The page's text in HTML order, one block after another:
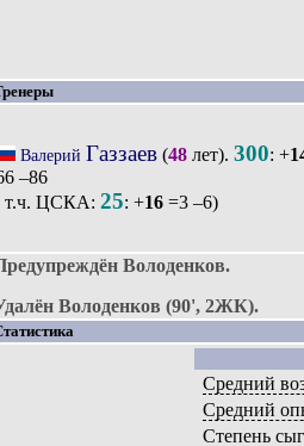
Валерий Газзаев(48лет). 300: +
–86
т.ч. ЦСКА: 25: +16 =3 –6)
Володенков.
Володенков (90', 2ЖК).
Средний
Средний
Степень